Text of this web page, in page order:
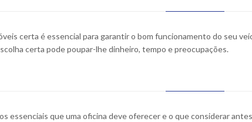
certa é essencial para garantir o bom funcionamento do seu
certa pode poupar-lhe dinheiro, tempo e preocupações.
essenciais que uma oficina deve oferecer e o que considerar